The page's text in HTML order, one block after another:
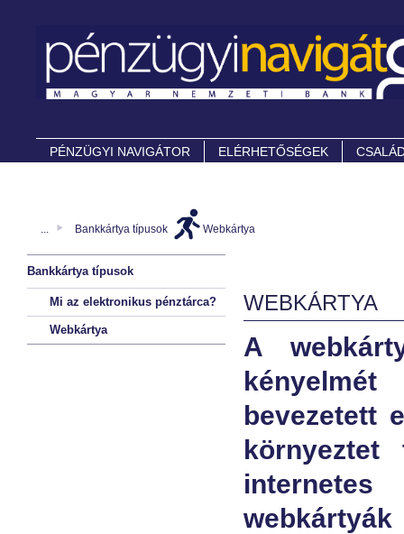
PÉNZÜGYI NAVIGÁTOR ELÉRHETŐSÉGEK
... Bankkártya típusok Webkártya
Bankkártya típusok
Mi az elektronikus pénztárca?
Webkártya
WEBKÁRTYA
A
bevezetett